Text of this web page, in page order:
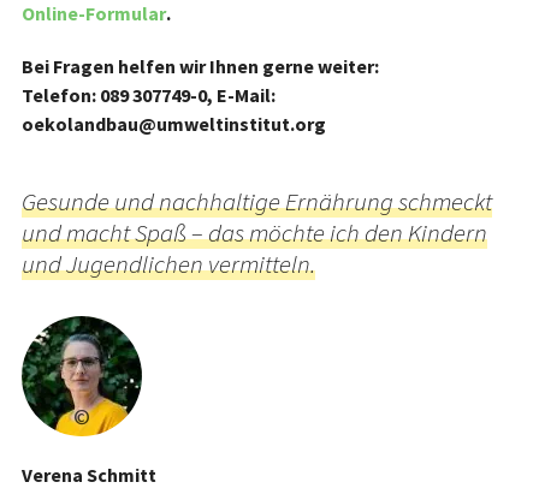
Gesunde und nachhaltige Ernährung schmeckt
und macht Spaß – das möchte ich den Kindern
und Jugendlichen vermitteln.
©
Verena Schmitt
Online-Formular.
Bei Fragen helfen wir Ihnen gerne weiter:
Telefon: 089 307749-0, E-Mail:
oekolandbau@umweltinstitut.org